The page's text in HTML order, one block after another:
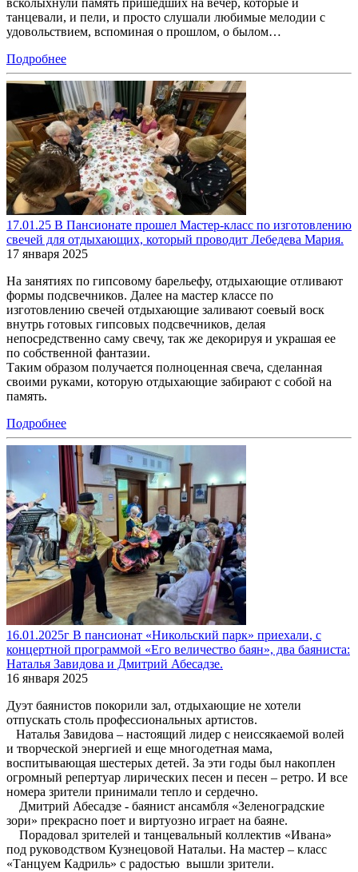
всколыхнули память пришедших на вечер, которые и
танцевали, и пели, и просто слушали любимые мелодии с
удовольствием, вспоминая о прошлом, о былом…
Подробнее
17.01.25 В Пансионате прошел Мастер-класс по изготовлению
свечей для отдыхающих, который проводит Лебедева Мария.
17 января 2025
На занятиях по гипсовому барельефу, отдыхающие отливают
формы подсвечников. Далее на мастер классе по
изготовлению свечей отдыхающие заливают соевый воск
внутрь готовых гипсовых подсвечников, делая
непосредственно саму свечу, так же декорируя и украшая ее
по собственной фантазии.
Таким образом получается полноценная свеча, сделанная
своими руками, которую отдыхающие забирают с собой на
память.
Подробнее
16.01.2025г В пансионат «Никольский парк» приехали, с
концертной программой «Его величество баян», два баяниста:
Наталья Завидова и Дмитрий Абесадзе.
16 января 2025
Дуэт баянистов покорили зал, отдыхающие не хотели
отпускать столь профессиональных артистов.
Наталья Завидова – настоящий лидер с неиссякаемой волей
и творческой энергией и еще многодетная мама,
воспитывающая шестерых детей. За эти годы был накоплен
огромный репертуар лирических песен и песен – ретро. И все
номера зрители принимали тепло и сердечно.
Дмитрий Абесадзе - баянист ансамбля «Зеленоградские
зори» прекрасно поет и виртуозно играет на баяне.
Порадовал зрителей и танцевальный коллектив «Ивана»
под руководством Кузнецовой Натальи. На мастер – класс
«Танцуем Кадриль» с радостью вышли зрители.